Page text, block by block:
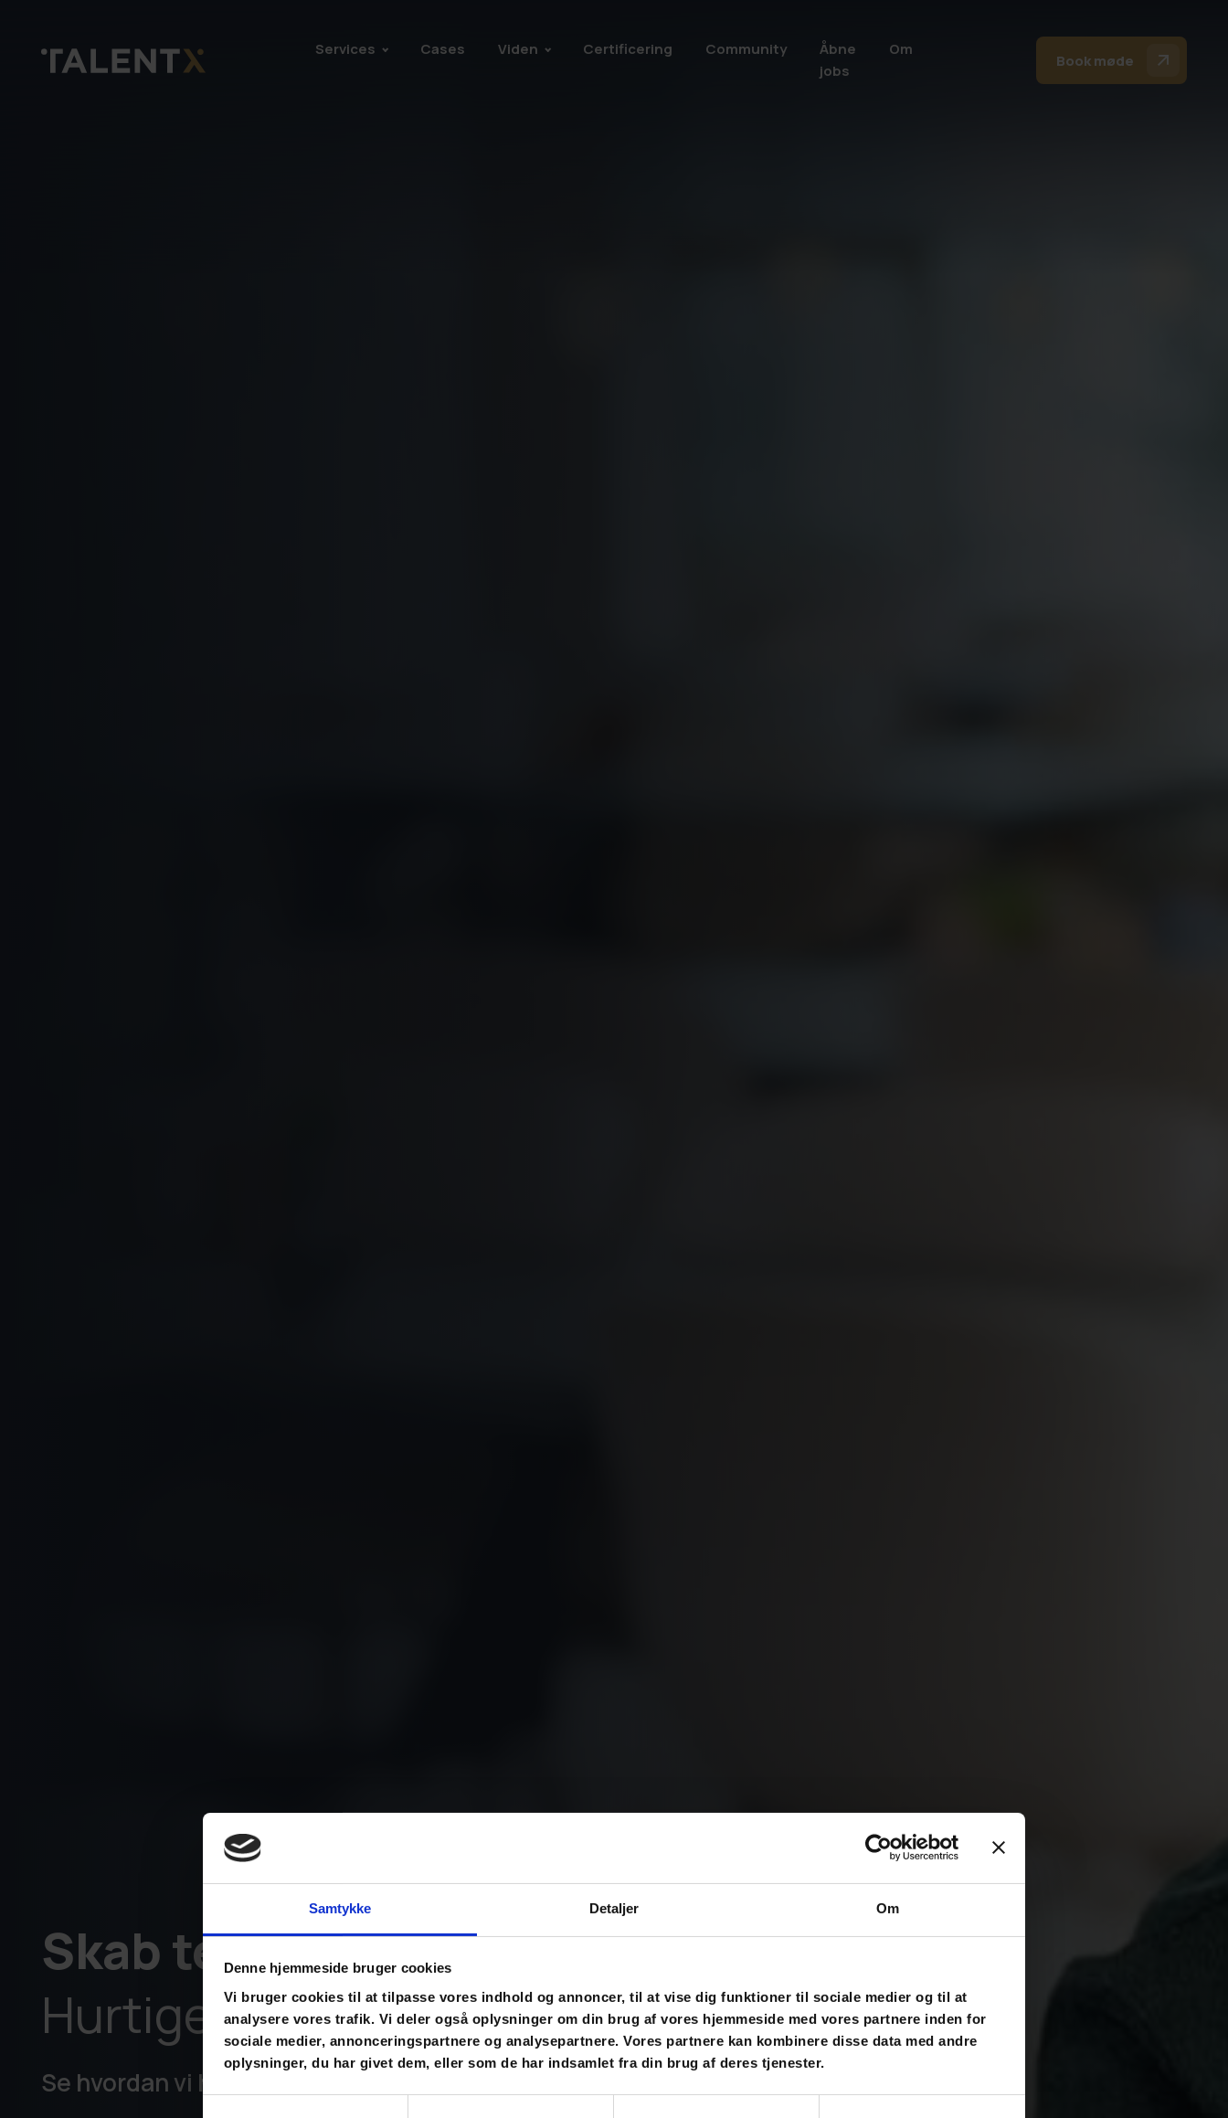
Samtykke Detaljer Om
Denne hjemmeside bruger cookies
Vi bruger cookies til at tilpasse vores indhold og annoncer, til at vise dig funktioner til sociale medier og til at
analysere vores trafik. Vi deler også oplysninger om din brug af vores hjemmeside med vores partnere inden for
sociale medier, annonceringspartnere og analysepartnere. Vores partnere kan kombinere disse data med andre
oplysninger, du har givet dem, eller som de har indsamlet fra din brug af deres tjenester.
Services Cases Viden Certificering Community
Åbne
jobs
Om
Book møde
Skab teams der performer
Hurtigere - og med mindre friktion
Se hvordan vi har hjulpet andre virksomheder med at få succes 👇